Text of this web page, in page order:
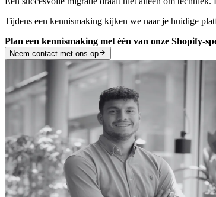
Tijdens een kennismaking kijken we naar je huidige
Plan een kennismaking met één van onze Shopify-
Neem contact met ons op